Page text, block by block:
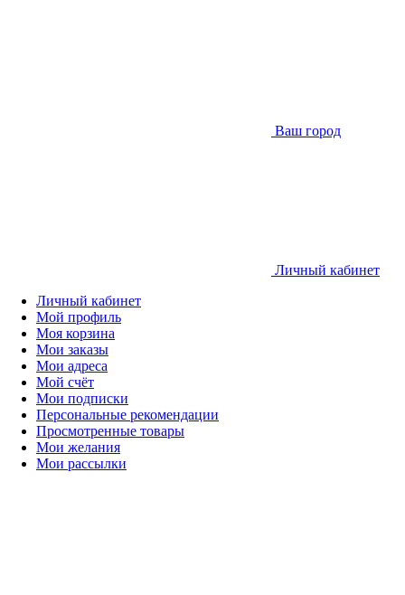
Ваш город
Личный кабинет
Личный кабинет
Мой профиль
Моя корзина
Мои заказы
Мои адреса
Мой счёт
Мои подписки
Персональные рекомендации
Просмотренные товары
Мои желания
Мои рассылки